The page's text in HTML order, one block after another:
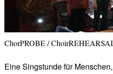
ChorPROBE /
Eine Singstunde für